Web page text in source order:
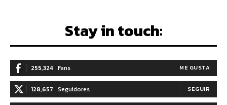
Stay in touch:
255,324 Fans ME GUSTA
128,657 Seguidores SEGUIR